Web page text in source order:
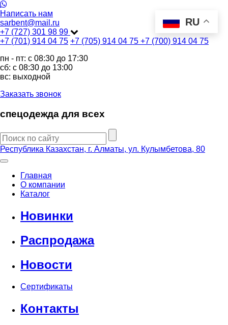
Написать нам
sarbent@mail.ru
+7 (727) 301 98 99
+7 (701) 914 04 75 +7 (705) 914 04 75 +7 (700) 914 04 75
пн - пт: c 08:30 до 17:30
сб: c 08:30 до 13:00
вс: выходной
Заказать звонок
спецодежда для всех
Республика Казахстан, г. Алматы, ул. Кулымбетова, 80
Главная
О компании
Каталог
Новинки
Распродажа
Новости
Сертификаты
Контакты
RU